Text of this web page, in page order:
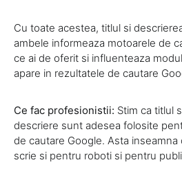
Cu toate acestea, titlul si
ambele informeaza motoarele de
ce ai de oferit si influenteaza
apare in rezultatele de cautare
Ce fac profesionistii: Stim ca titlul
descriere sunt adesea folosite
de cautare Google. Asta
scrie si pentru roboti si pentru